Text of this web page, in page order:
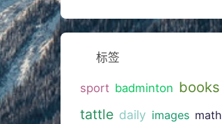
标签
sport badminton books
tattle daily images math